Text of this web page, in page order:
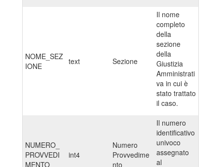
NOME_SEZ
IONE
text Sezione
Il nome
completo
della
sezione
della
Giustizia
Amministrati
va in cui è
stato trattato
il caso.
NUMERO_
PROVVEDI
MENTO
int4
Numero
Provvedime
nto
Il numero
identificativo
univoco
assegnato
al